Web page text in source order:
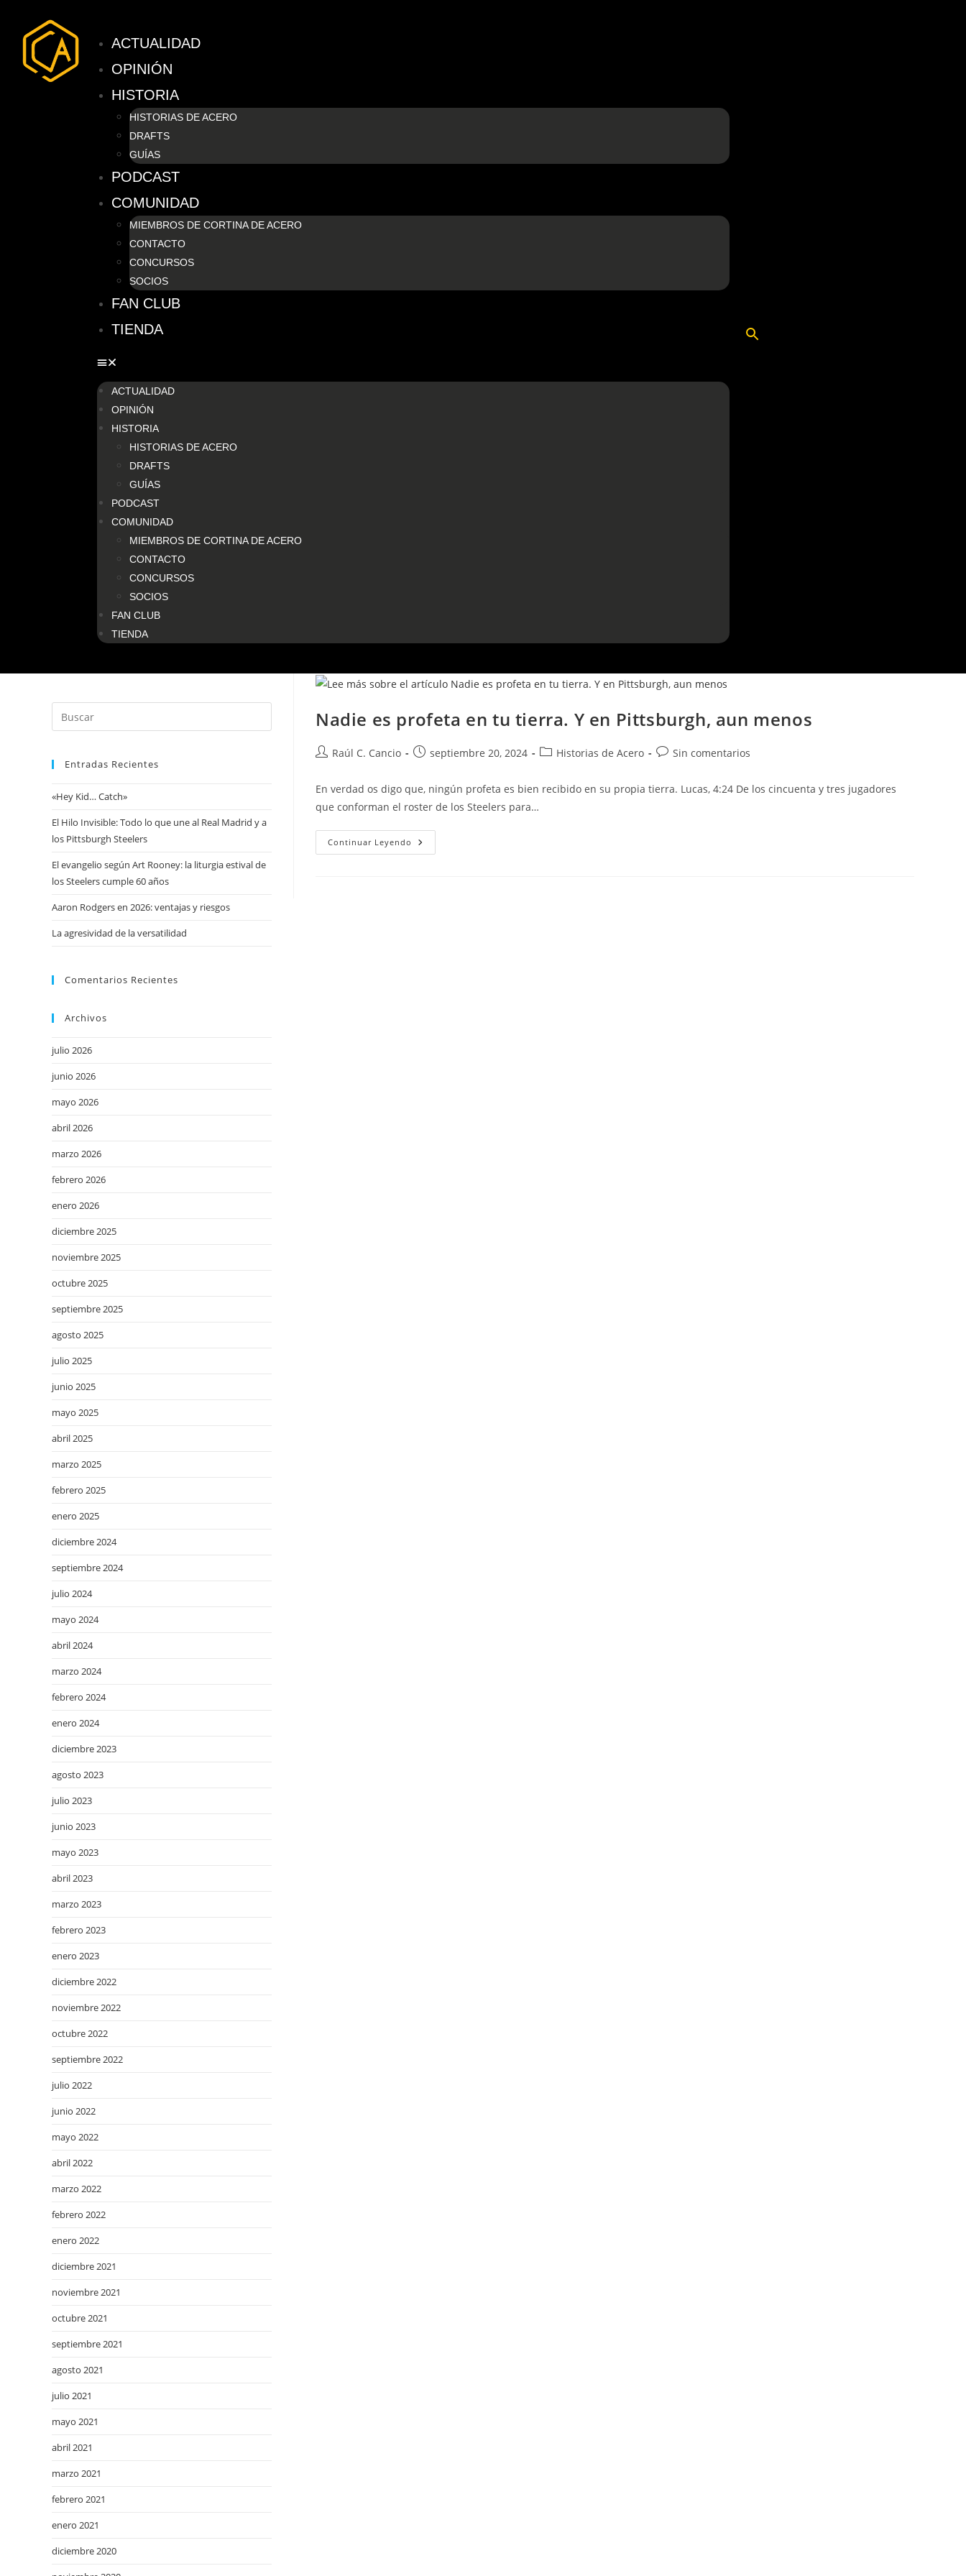
ACTUALIDAD
OPINIÓN
HISTORIA
HISTORIAS DE ACERO
DRAFTS
GUÍAS
PODCAST
COMUNIDAD
MIEMBROS DE CORTINA DE ACERO
CONTACTO
CONCURSOS
SOCIOS
FAN CLUB
TIENDA
ACTUALIDAD
OPINIÓN
HISTORIA
HISTORIAS DE ACERO
DRAFTS
GUÍAS
PODCAST
COMUNIDAD
MIEMBROS DE CORTINA DE ACERO
CONTACTO
CONCURSOS
SOCIOS
FAN CLUB
TIENDA
Nadie es profeta en tu tierra. Y en Pittsburgh, aun menos
Raúl C. Cancio septiembre 20, 2024 Historias de Acero Sin comentarios
En verdad os digo que, ningún profeta es bien recibido en su propia tierra. Lucas, 4:24 De los cincuenta y tres jugadores
que conforman el roster de los Steelers para…
Continuar Leyendo
Entradas Recientes
«Hey Kid… Catch»
El Hilo Invisible: Todo lo que une al Real Madrid y a
los Pittsburgh Steelers
El evangelio según Art Rooney: la liturgia estival de
los Steelers cumple 60 años
Aaron Rodgers en 2026: ventajas y riesgos
La agresividad de la versatilidad
Comentarios Recientes
Archivos
julio 2026
junio 2026
mayo 2026
abril 2026
marzo 2026
febrero 2026
enero 2026
diciembre 2025
noviembre 2025
octubre 2025
septiembre 2025
agosto 2025
julio 2025
junio 2025
mayo 2025
abril 2025
marzo 2025
febrero 2025
enero 2025
diciembre 2024
septiembre 2024
julio 2024
mayo 2024
abril 2024
marzo 2024
febrero 2024
enero 2024
diciembre 2023
agosto 2023
julio 2023
junio 2023
mayo 2023
abril 2023
marzo 2023
febrero 2023
enero 2023
diciembre 2022
noviembre 2022
octubre 2022
septiembre 2022
julio 2022
junio 2022
mayo 2022
abril 2022
marzo 2022
febrero 2022
enero 2022
diciembre 2021
noviembre 2021
octubre 2021
septiembre 2021
agosto 2021
julio 2021
mayo 2021
abril 2021
marzo 2021
febrero 2021
enero 2021
diciembre 2020